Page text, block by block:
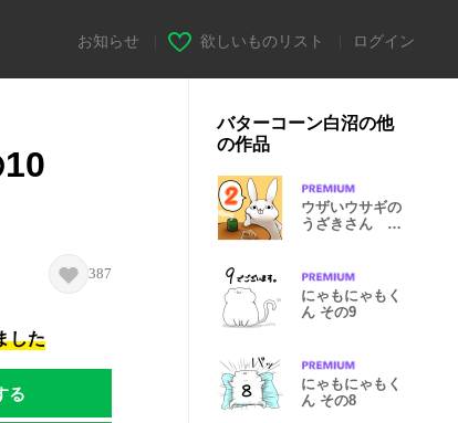
お知らせ 欲しいものリスト ログイン
387
した
る
バターコーン白沼の他
の作品
ウザいウサギの
うざきさん 第
にゃもにゃもく
ん その9
にゃもにゃもく
ん その8